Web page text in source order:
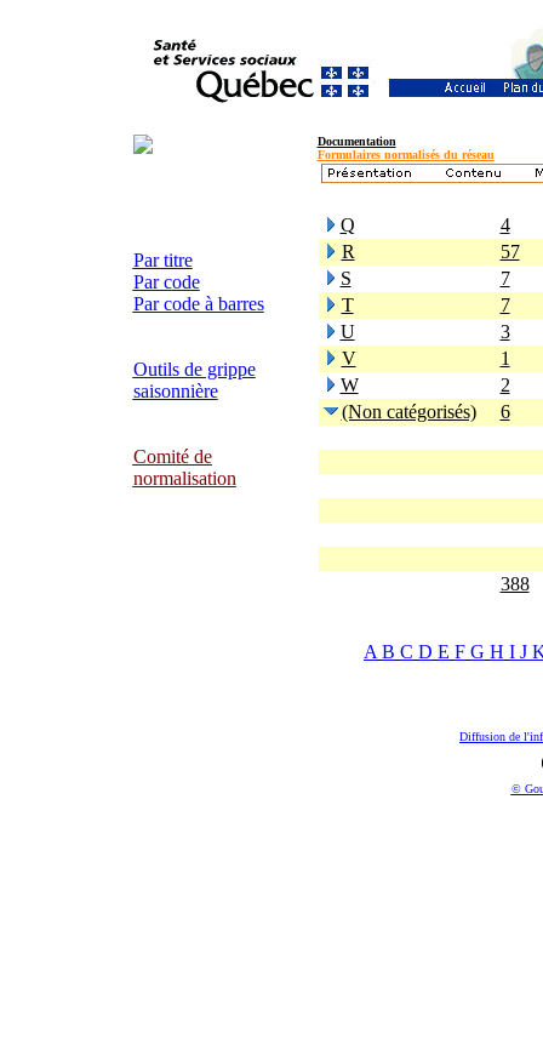
Documentation
Formulaires normalisés du réseau
Par titre
Par code
Par code à barres
Outils de grippe
saisonnière
Comité de
normalisation
Q
4
R
57
S
7
T
7
U
3
V
1
W
2
(Non catégorisés)
6
388
A B C D E F G H I J
Diffusion de
©